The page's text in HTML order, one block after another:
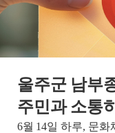
울주군 남부
주민과 소통
6월 14일 하루, 문